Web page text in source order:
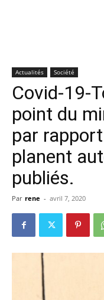
Actualités Société
Covid-19-
point du
par
planent
publiés.
Par rene - avril 7, 2020